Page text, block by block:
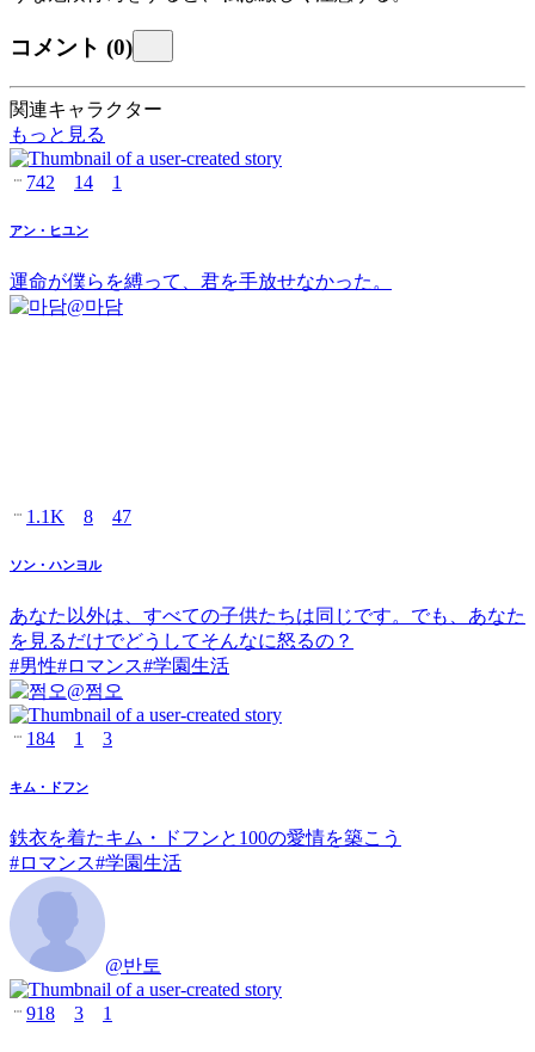
コメント (0)
関連キャラクター
もっと見る
742 14 1
アン・ヒユン
運命が僕らを縛って、君を手放せなかった。
@마담
1.1K 8 47
ソン・ハンヨル
あなた以外は、すべての子供たちは同じです。でも、あなた
を見るだけでどうしてそんなに怒るの？
#男性#ロマンス#学園生活
@쩜오
184 1 3
キム・ドフン
鉄衣を着たキム・ドフンと100の愛情を築こう
#ロマンス#学園生活
@반토
918 3 1